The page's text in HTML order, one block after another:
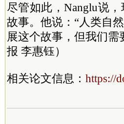
尽管如此，Nanglu说
故事。他说：“人类自
展这个故事，但我们
报 李惠钰）
相关论文信息： https://